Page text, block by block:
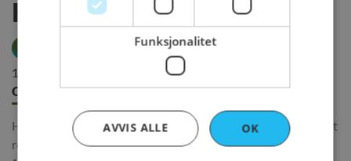
Kransekake
13 ringer - 612 kr
Om produktet
Innhold Bestillingsfrister
Hjemmelagd, vi kverner mandlene selv og får et utrolig godt
resultat. Et tradisjonelt produkt i Norge, som det er på tide
Funksjonalitet
OK
AVVIS ALLE